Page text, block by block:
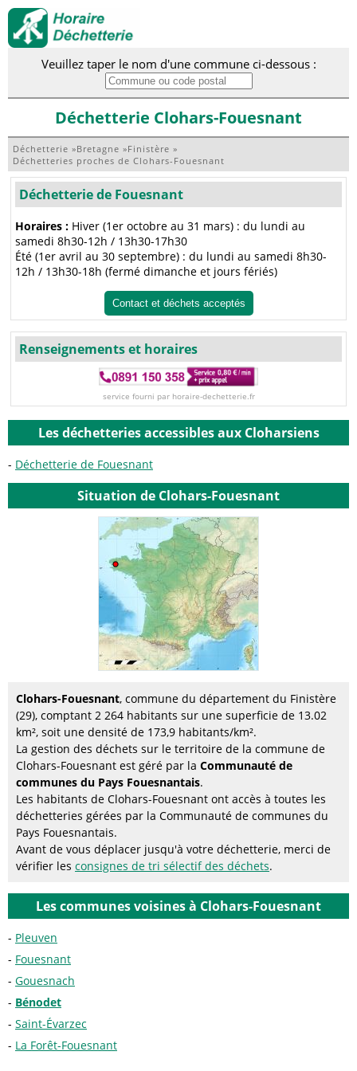
Veuillez taper le nom d'une commune ci-dessous :
Déchetterie Clohars-Fouesnant
Déchetterie »Bretagne »Finistère »
Déchetteries proches de Clohars-Fouesnant
Déchetterie de Fouesnant
Horaires : Hiver (1er octobre au 31 mars) : du lundi au
samedi 8h30-12h / 13h30-17h30
Été (1er avril au 30 septembre) : du lundi au samedi 8h30-
12h / 13h30-18h (fermé dimanche et jours fériés)
Contact et déchets acceptés
Renseignements et horaires
service fourni par horaire-dechetterie.fr
Les déchetteries accessibles aux Cloharsiens
Déchetterie de Fouesnant
Situation de Clohars-Fouesnant
Clohars-Fouesnant, commune du département du Finistère
(29), comptant 2 264 habitants sur une superficie de 13.02
km², soit une densité de 173,9 habitants/km².
La gestion des déchets sur le territoire de la commune de
Clohars-Fouesnant est géré par la Communauté de
communes du Pays Fouesnantais.
Les habitants de Clohars-Fouesnant ont accès à toutes les
déchetteries gérées par la Communauté de communes du
Pays Fouesnantais.
Avant de vous déplacer jusqu'à votre déchetterie, merci de
vérifier les consignes de tri sélectif des déchets.
Les communes voisines à Clohars-Fouesnant
Pleuven
Fouesnant
Gouesnach
Bénodet
Saint-Évarzec
La Forêt-Fouesnant